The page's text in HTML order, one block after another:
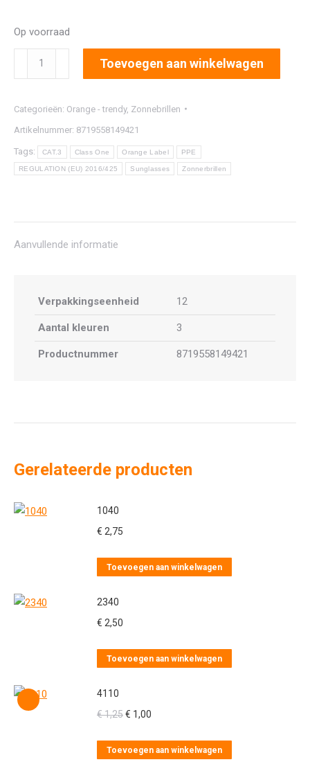
Op voorraad
aantal
Toevoegen aan winkelwagen
Categorieën: Orange - trendy, Zonnebrillen
Artikelnummer: 8719558149421
Tags: CAT.3 Class One Orange Label PPE
REGULATION (EU) 2016/425 Sunglasses Zonnerbrillen
Aanvullende informatie
Verpakkingseenheid 12
Aantal kleuren 3
Productnummer 8719558149421
Gerelateerde producten
1040
€ 2,75
Toevoegen aan winkelwagen
2340
€ 2,50
Toevoegen aan winkelwagen
4110
€1,25Oorspronkelijke
was:
€ 1,00
is:
Toevoegen aan winkelwagen